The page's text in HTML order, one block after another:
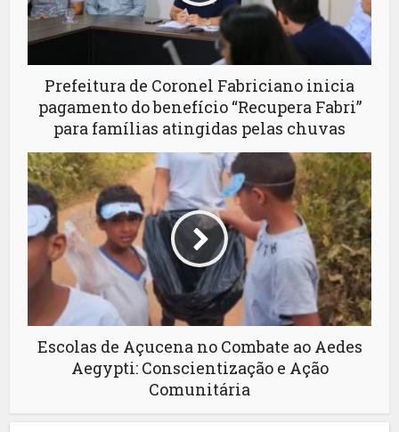
Prefeitura de Coronel Fabriciano inicia
pagamento do benefício “Recupera Fabri”
para famílias atingidas pelas chuvas
Escolas de Açucena no Combate ao Aedes
Aegypti: Conscientização e Ação
Comunitária